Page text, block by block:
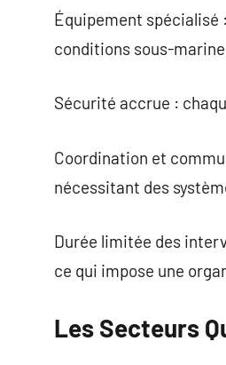
Équipement spécialisé
conditions sous-
Sécurité accrue :
Coordination et
nécessitant des
Durée limitée des
ce qui impose une
Les Secteurs